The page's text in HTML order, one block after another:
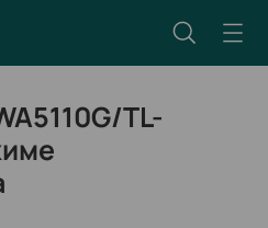
TL-